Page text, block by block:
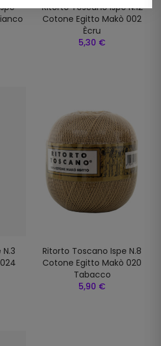
Ritorto Toscano Ispe N.12
Cotone Egitto Makò 002
Ècru
5,30 €
Ritorto Toscano Ispe N.8
Cotone Egitto Makò 020
Tabacco
5,90 €